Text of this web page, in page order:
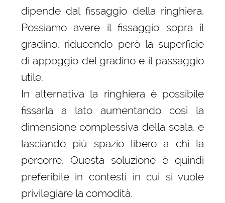
dipende dal fissaggio della ringhiera.
Possiamo avere il fissaggio sopra il
gradino, riducendo però la superficie
di appoggio del gradino e il passaggio
utile.
In alternativa la ringhiera è possibile
fissarla a lato aumentando così la
dimensione complessiva della scala, e
lasciando più spazio libero a chi la
percorre. Questa soluzione è quindi
preferibile in contesti in cui si vuole
privilegiare la comodità.